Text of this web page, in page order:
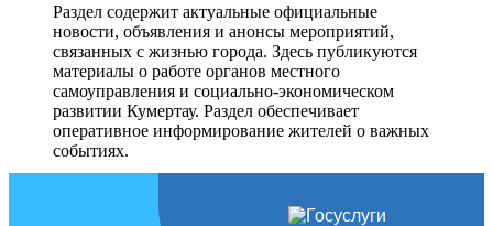
Раздел содержит актуальные официальные
новости, объявления и анонсы мероприятий,
связанных с жизнью города. Здесь публикуются
материалы о работе органов местного
самоуправления и социально-экономическом
развитии Кумертау. Раздел обеспечивает
оперативное информирование жителей о важных
событиях.